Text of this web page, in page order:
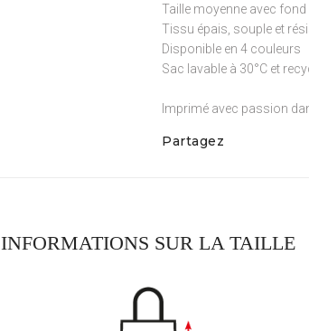
Taille moyenne avec
Tissu épais, souple et
Disponible en 4 couleurs
Sac lavable à 30°C et
Imprimé avec passion
Partagez
INFORMATIONS SUR LA TAILLE